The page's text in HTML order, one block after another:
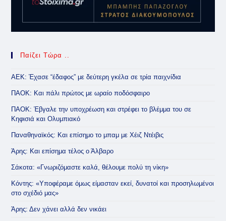
Παίζει Τώρα ..
ΑΕΚ: Έχασε “έδαφος” με δεύτερη γκέλα σε τρία παιχνίδια
ΠΑΟΚ: Και πάλι πρώτος με ωραίο ποδόσφαιρο
ΠΑΟΚ: Έβγαλε την υποχρέωση και στρέφει το βλέμμα του σε
Κηφισιά και Ολυμπιακό
Παναθηναϊκός: Και επίσημο το μπαμ με Χέιζ Ντέιβις
Άρης: Και επίσημα τέλος ο Άλβαρο
Σάκοτα: «Γνωριζόμαστε καλά, θέλουμε πολύ τη νίκη»
Κόντης: «Υποφέραμε όμως είμασταν εκεί, δυνατοί και προσηλωμένοι
στο σχέδιό μας»
Άρης: Δεν χάνει αλλά δεν νικάει